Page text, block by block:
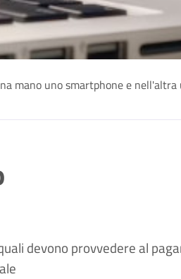
mano uno smartphone e
devono provvedere al